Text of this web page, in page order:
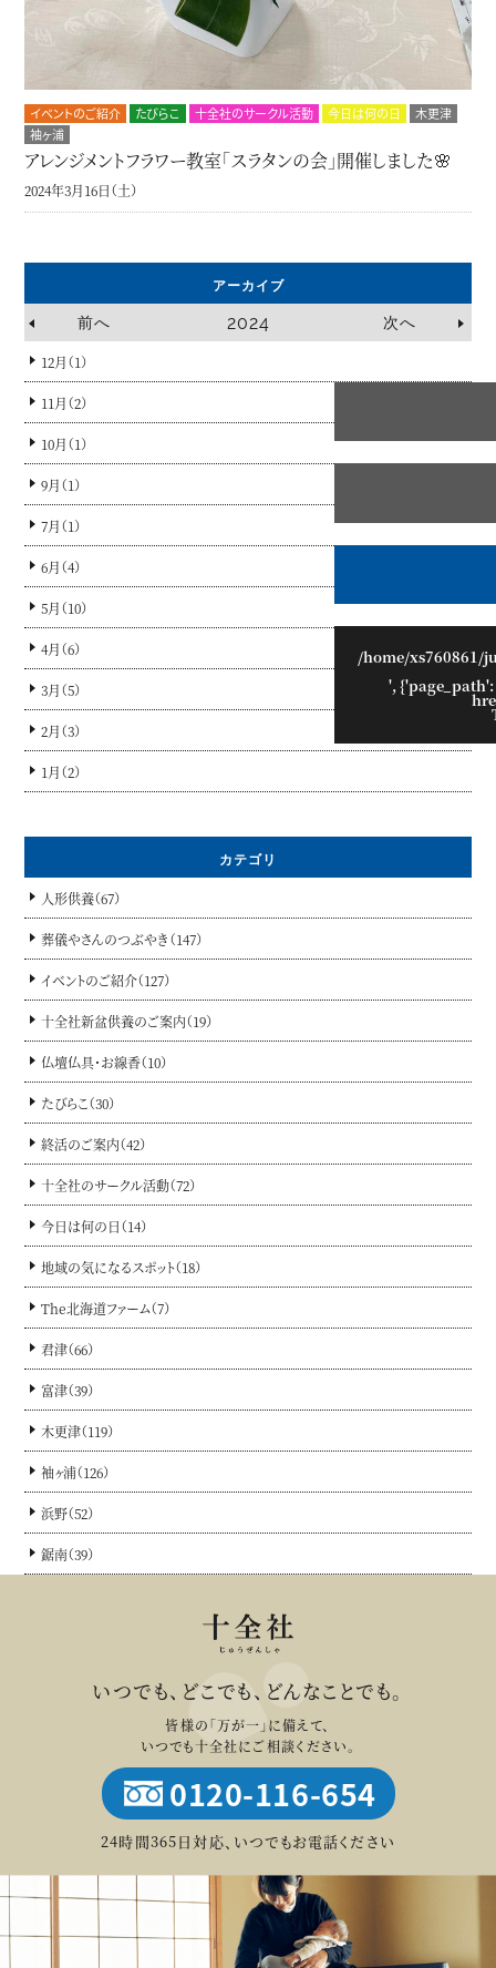
/home/
',
イベントのご紹介 たびらこ 十全社のサークル活動 今日は何の日
木更津
袖ヶ浦
アレンジメントフラワー教室「スラタンの会」開催しました🌸
2024年3月16日（土）
アーカイブ
前へ 2024 次へ
12月（1）
11月（2）
10月（1）
9月（1）
7月（1）
6月（4）
5月（10）
4月（6）
3月（5）
2月（3）
1月（2）
カテゴリ
人形供養（67）
葬儀やさんのつぶやき（147）
イベントのご紹介（127）
十全社新盆供養のご案内（19）
仏壇仏具・お線香（10）
たびらこ（30）
終活のご案内（42）
十全社のサークル活動（72）
今日は何の日（14）
地域の気になるスポット（18）
The北海道ファーム（7）
君津（66）
富津（39）
木更津（119）
袖ヶ浦（126）
浜野（52）
鋸南（39）
いつでも、どこでも、どんなことでも。
皆様の「万が一」に備えて、
いつでも十全社にご相談ください。
0120-116-654
24時間365日対応、いつでもお電話ください